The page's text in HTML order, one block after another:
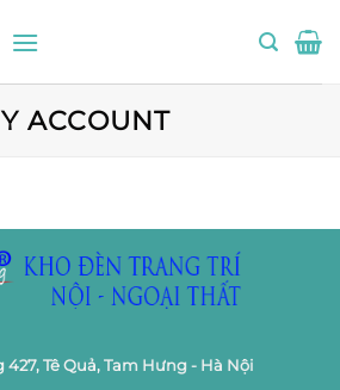
ACCOUNT
Tê Quả, Tam Hưng - Hà Nội